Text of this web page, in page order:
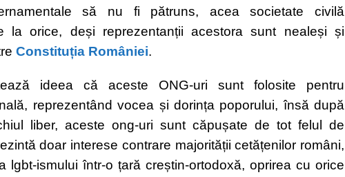
să nu fi pătruns, acea societate civilă
la orice, deși reprezentanții acestora sunt nealeși și
Constituția României.
ideea că aceste ONG-uri sunt folosite pentru
reprezentând vocea și dorința poporului, însă după
liber, aceste ong-uri sunt căpușate de tot felul de
doar interese contrare majorității cetățenilor români,
lgbt-ismului într-o țară creștin-ortodoxă, oprirea cu orice